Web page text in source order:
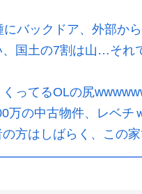
バックドア、外部か
国土の7割は山…それ
くってるOLの尻
万の中古物件、レベ
の方はしばらく、この